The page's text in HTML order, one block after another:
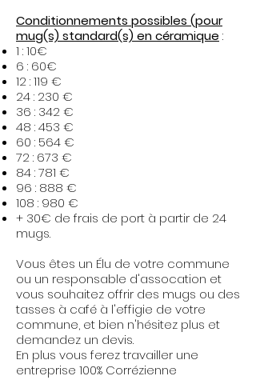
Conditionnements possibles (pour
mug(s) standard(s) en céramique :
1 : 10€
6 : 60€
12 : 119 €
24 : 230 €
36 : 342 €
48 : 453 €
60 : 564 €
72 : 673 €
84 : 781 €
96 : 888 €
108 : 980 €
+ 30€ de frais de port à partir de 24
mugs.
Vous êtes un Élu de votre commune
ou un responsable d'assocation et
vous souhaitez offrir des mugs ou des
tasses à café à l'effigie de votre
commune, et bien n'hésitez plus et
demandez un devis.
En plus vous ferez travailler une
entreprise 100% Corrézienne